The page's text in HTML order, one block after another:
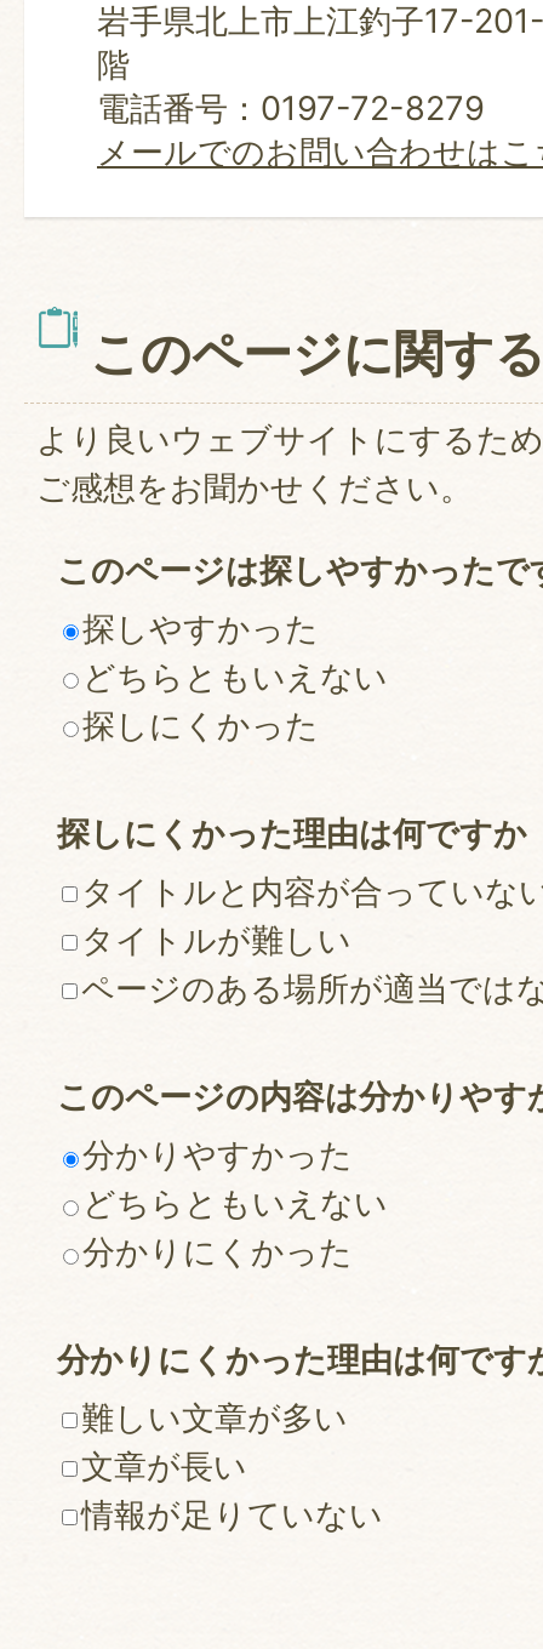
岩手県北上市上江釣子17-
階
電話番号：0197-72-8279
メールでのお問い合わせは
このページに関す
より良いウェブサイトにするた
ご感想をお聞かせください。
このページは探しやすかったで
探しやすかった
どちらともいえない
探しにくかった
探しにくかった理由は何ですか
タイトルと内容が合っていな
タイトルが難しい
ページのある場所が適当では
このページの内容は分かりやす
分かりやすかった
どちらともいえない
分かりにくかった
分かりにくかった理由は何です
難しい文章が多い
文章が長い
情報が足りていない